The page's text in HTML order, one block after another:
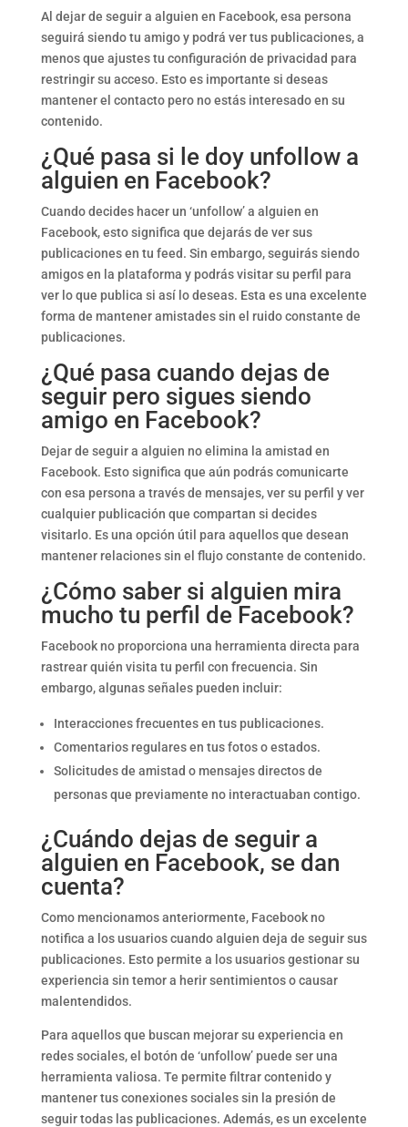
Al dejar de seguir a alguien en Facebook, esa persona
seguirá siendo tu amigo y podrá ver tus publicaciones, a
menos que ajustes tu configuración de privacidad para
restringir su acceso. Esto es importante si deseas
mantener el contacto pero no estás interesado en su
contenido.
¿Qué pasa si le doy unfollow a
alguien en Facebook?
Cuando decides hacer un ‘unfollow’ a alguien en
Facebook, esto significa que dejarás de ver sus
publicaciones en tu feed. Sin embargo, seguirás siendo
amigos en la plataforma y podrás visitar su perfil para
ver lo que publica si así lo deseas. Esta es una excelente
forma de mantener amistades sin el ruido constante de
publicaciones.
¿Qué pasa cuando dejas de
seguir pero sigues siendo
amigo en Facebook?
Dejar de seguir a alguien no elimina la amistad en
Facebook. Esto significa que aún podrás comunicarte
con esa persona a través de mensajes, ver su perfil y ver
cualquier publicación que compartan si decides
visitarlo. Es una opción útil para aquellos que desean
mantener relaciones sin el flujo constante de contenido.
¿Cómo saber si alguien mira
mucho tu perfil de Facebook?
Facebook no proporciona una herramienta directa para
rastrear quién visita tu perfil con frecuencia. Sin
embargo, algunas señales pueden incluir:
Interacciones frecuentes en tus publicaciones.
Comentarios regulares en tus fotos o estados.
Solicitudes de amistad o mensajes directos de
personas que previamente no interactuaban contigo.
¿Cuándo dejas de seguir a
alguien en Facebook, se dan
cuenta?
Como mencionamos anteriormente, Facebook no
notifica a los usuarios cuando alguien deja de seguir sus
publicaciones. Esto permite a los usuarios gestionar su
experiencia sin temor a herir sentimientos o causar
malentendidos.
Para aquellos que buscan mejorar su experiencia en
redes sociales, el botón de ‘unfollow’ puede ser una
herramienta valiosa. Te permite filtrar contenido y
mantener tus conexiones sociales sin la presión de
seguir todas las publicaciones. Además, es un excelente